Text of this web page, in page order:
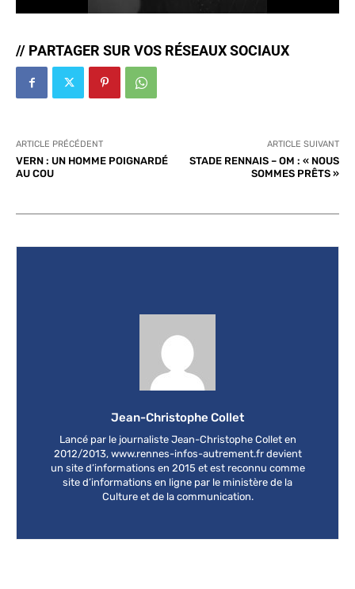
// PARTAGER SUR VOS RÉSEAUX SOCIAUX
ARTICLE PRÉCÉDENT
VERN : UN HOMME POIGNARDÉ
AU COU
ARTICLE SUIVANT
STADE RENNAIS – OM : « NOUS
SOMMES PRÊTS »
Jean-Christophe Collet
Lancé par le journaliste Jean-Christophe Collet en
2012/2013, www.rennes-infos-autrement.fr devient
un site d’informations en 2015 et est reconnu comme
site d’informations en ligne par le ministère de la
Culture et de la communication.